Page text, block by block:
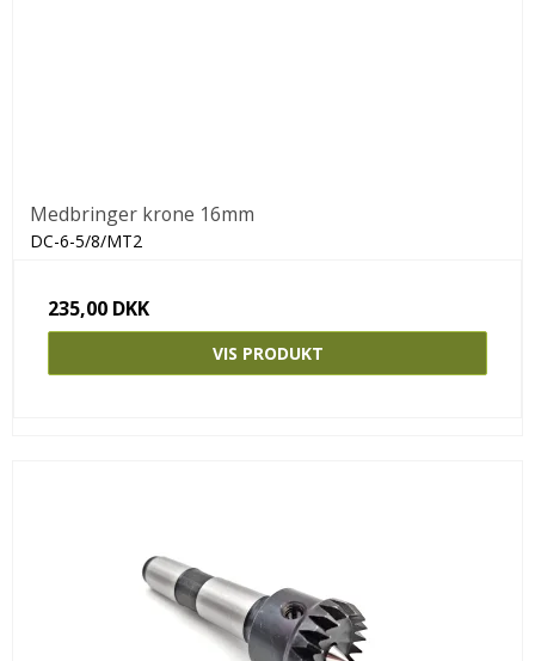
Medbringer krone 16mm
DC-6-5/8/MT2
235,00 DKK
VIS PRODUKT